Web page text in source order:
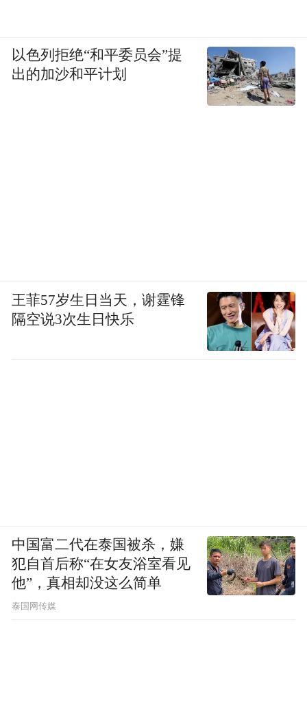
以色列拒绝“和平委员会”提
出的加沙和平计划
王菲57岁生日当天，谢霆锋
隔空说3次生日快乐
中国富二代在泰国被杀，嫌
犯自首后称“在女友浴室看见
他”，真相却没这么简单
泰国网传媒